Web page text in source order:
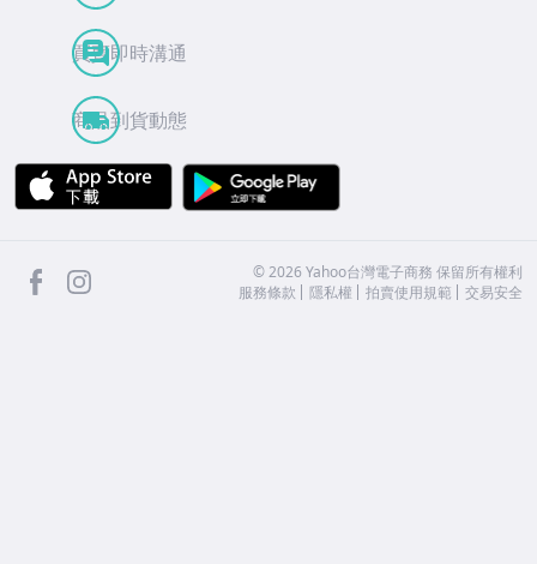
買賣即時溝通
商品到貨動態
APP Store
facebook ©2026 Yahoo台灣電子商務 保留所有權利
服務條款
隱私權 拍賣使用規範 交易安全